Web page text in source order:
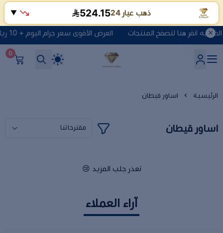
العرض الأقوى سعر جرام اليوم + 10 ريال مصنعية + الضريبه انقر هنا لتصفح المنتجات
شركة ماسة السعادة للذهب
0
الرئيسية اساور قيطان
اساور قيطان
تعذر جلب المزيد 😢
آراء العملاء
ذهب عيار 24 524.15
▼